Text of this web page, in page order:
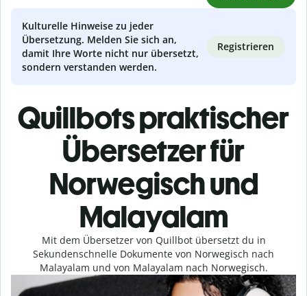
Kulturelle Hinweise zu jeder
Übersetzung. Melden Sie sich an,
damit Ihre Worte nicht nur übersetzt,
sondern verstanden werden.
Registrieren
Quillbots praktischer
Übersetzer für
Norwegisch und
Malayalam
Mit dem Übersetzer von Quillbot übersetzt du in
Sekundenschnelle Dokumente von Norwegisch nach
Malayalam und von Malayalam nach Norwegisch.